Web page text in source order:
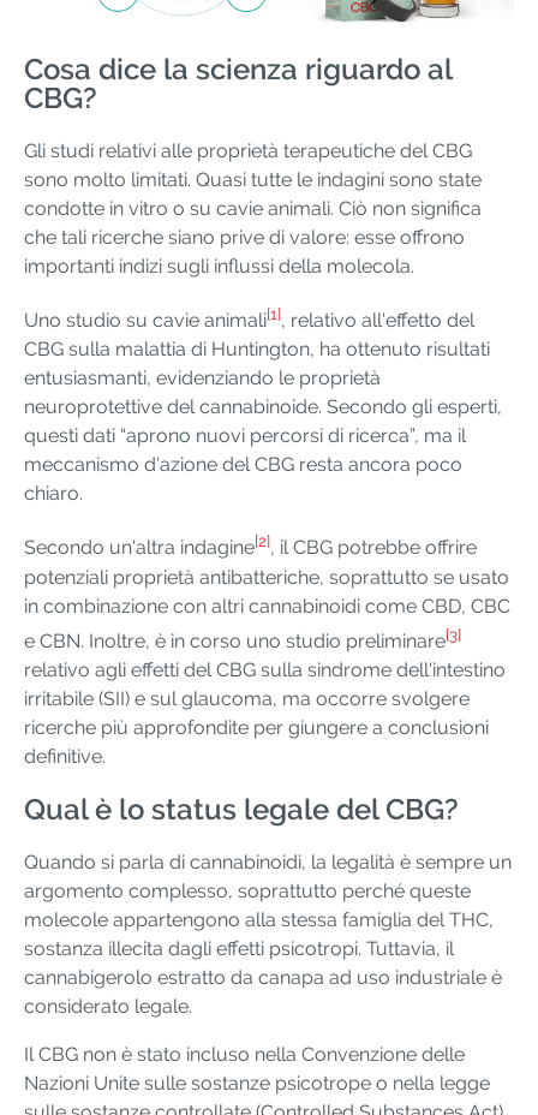
Cosa dice la scienza riguardo al
CBG?
Gli studi relativi alle proprietà terapeutiche del CBG
sono molto limitati. Quasi tutte le indagini sono state
condotte in vitro o su cavie animali. Ciò non significa
che tali ricerche siano prive di valore: esse offrono
importanti indizi sugli influssi della molecola.
Uno studio su cavie animali[1] , relativo all'effetto del
CBG sulla malattia di Huntington, ha ottenuto risultati
entusiasmanti, evidenziando le proprietà
neuroprotettive del cannabinoide. Secondo gli esperti,
questi dati “aprono nuovi percorsi di ricerca”, ma il
meccanismo d'azione del CBG resta ancora poco
chiaro.
Secondo un'altra indagine[2] , il CBG potrebbe offrire
potenziali proprietà antibatteriche, soprattutto se usato
in combinazione con altri cannabinoidi come CBD, CBC
e CBN. Inoltre, è in corso uno studio preliminare[3]
relativo agli effetti del CBG sulla sindrome dell'intestino
irritabile (SII) e sul glaucoma, ma occorre svolgere
ricerche più approfondite per giungere a conclusioni
definitive.
Qual è lo status legale del CBG?
Quando si parla di cannabinoidi, la legalità è sempre un
argomento complesso, soprattutto perché queste
molecole appartengono alla stessa famiglia del THC,
sostanza illecita dagli effetti psicotropi. Tuttavia, il
cannabigerolo estratto da canapa ad uso industriale è
considerato legale.
Il CBG non è stato incluso nella Convenzione delle
Nazioni Unite sulle sostanze psicotrope o nella legge